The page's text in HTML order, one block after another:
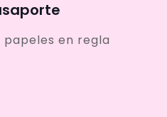
en regla